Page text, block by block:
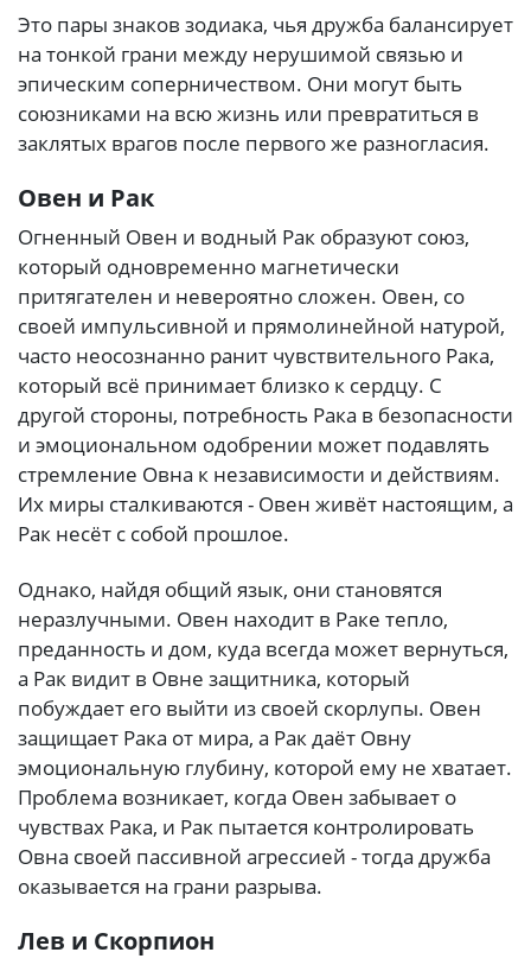
Это пары знаков зодиака, чья дружба балансирует
на тонкой грани между нерушимой связью и
эпическим соперничеством. Они могут быть
союзниками на всю жизнь или превратиться в
заклятых врагов после первого же разногласия.
Овен и Рак
Огненный Овен и водный Рак образуют союз,
который одновременно магнетически
притягателен и невероятно сложен. Овен, со
своей импульсивной и прямолинейной натурой,
часто неосознанно ранит чувствительного Рака,
который всё принимает близко к сердцу. С
другой стороны, потребность Рака в безопасности
и эмоциональном одобрении может подавлять
стремление Овна к независимости и действиям.
Их миры сталкиваются - Овен живёт настоящим, а
Рак несёт с собой прошлое.
Однако, найдя общий язык, они становятся
неразлучными. Овен находит в Раке тепло,
преданность и дом, куда всегда может вернуться,
а Рак видит в Овне защитника, который
побуждает его выйти из своей скорлупы. Овен
защищает Рака от мира, а Рак даёт Овну
эмоциональную глубину, которой ему не хватает.
Проблема возникает, когда Овен забывает о
чувствах Рака, и Рак пытается контролировать
Овна своей пассивной агрессией - тогда дружба
оказывается на грани разрыва.
Лев и Скорпион